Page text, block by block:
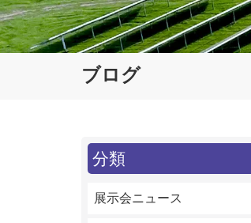
ブログ
分類
展示会ニュース